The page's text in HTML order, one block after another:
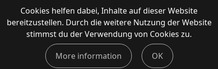
Cookies helfen dabei, Inhalte auf dieser Website
bereitzustellen. Durch die weitere Nutzung der Website
stimmst du der Verwendung von Cookies zu.
More information OK